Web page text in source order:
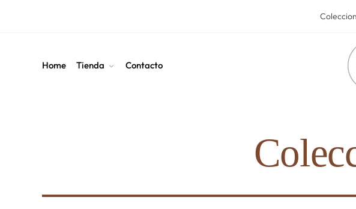
Home Tienda Contacto